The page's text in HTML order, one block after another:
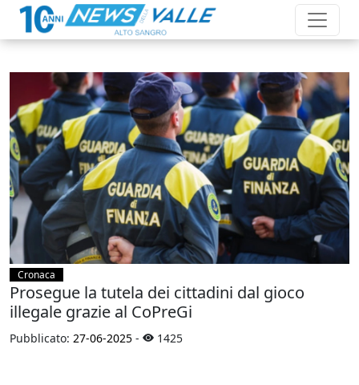
Cronaca
Prosegue la tutela dei cittadini dal gioco
illegale grazie al CoPreGi
Pubblicato: 27-06-2025 - 1425